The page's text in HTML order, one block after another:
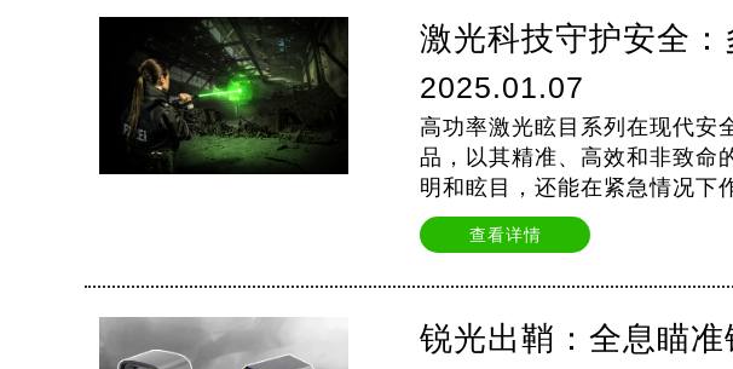
激光科技守护安全
2025.01.07
高功率激光眩目系列在现代安
品，以其精准、高效和非致命
明和眩目，还能在紧急情况下
KSG100/KSG500强大的眩目
查看详情
锐光出鞘：全息瞄